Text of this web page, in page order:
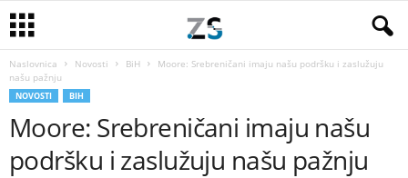
Naslovnica Novosti BiH
Moore: Srebreničani imaju našu podršku i zaslužuju
našu pažnju
NOVOSTI BIH
Moore: Srebreničani imaju našu
podršku i zaslužuju našu pažnju